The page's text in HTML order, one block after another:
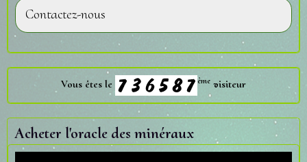
Contactez-nous
Vous êtes le ème visiteur
Acheter l'oracle des minéraux